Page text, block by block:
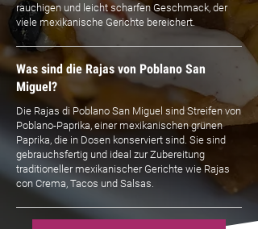
rauchigen und leicht scharfen Geschmack, der
viele mexikanische Gerichte bereichert.
Was sind die Rajas von Poblano San
Miguel?
Die Rajas di Poblano San Miguel sind Streifen von
Poblano-Paprika, einer mexikanischen grünen
Paprika, die in Dosen konserviert sind. Sie sind
gebrauchsfertig und ideal zur Zubereitung
traditioneller mexikanischer Gerichte wie Rajas
con Crema, Tacos und Salsas.